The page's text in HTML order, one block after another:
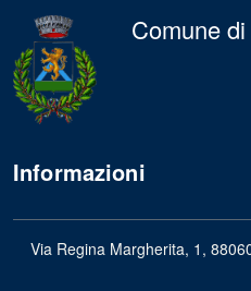
Comune
Informazioni
Via Regina Margherita, 1,